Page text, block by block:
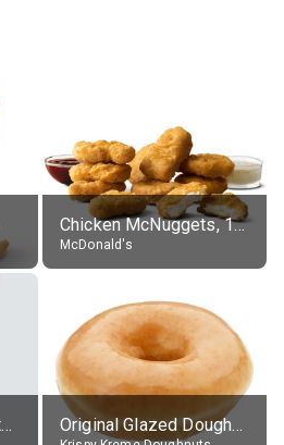
Chicken McNuggets, 10 pieces, without sauce
McDonald's
Spicy Chicken Nuggets, without sauce Original Glazed Doughnut